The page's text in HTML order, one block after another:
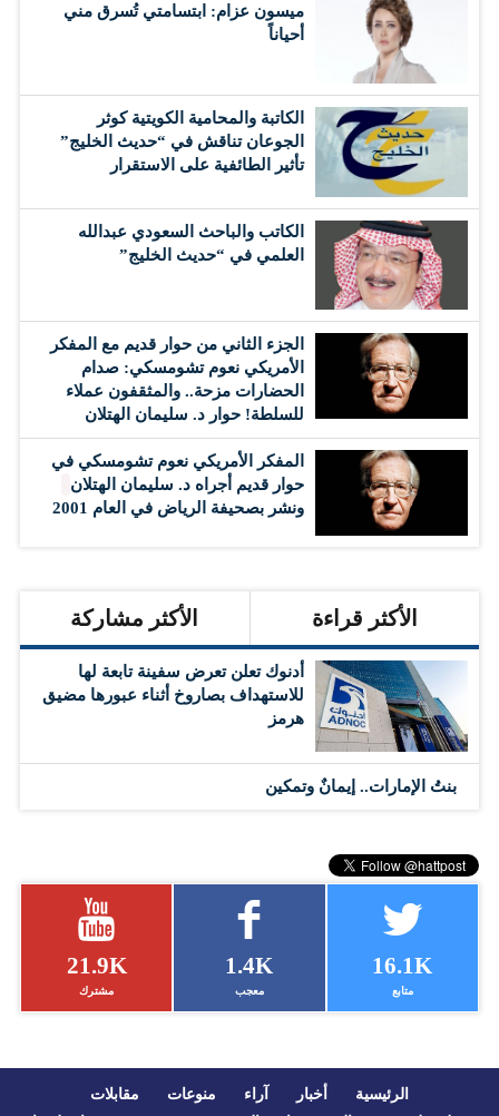
ميسون عزام: ابتسامتي تُسرق مني
أحياناً
الكاتبة والمحامية الكويتية كوثر
الجوعان تناقش في “حديث الخليج”
تأثير الطائفية على الاستقرار
الكاتب والباحث السعودي عبدالله
العلمي في “حديث الخليج”
الجزء الثاني من حوار قديم مع المفكر
الأمريكي نعوم تشومسكي: صدام
الحضارات مزحة.. والمثقفون عملاء
للسلطة! حوار د. سليمان الهتلان
المفكر الأمريكي نعوم تشومسكي في
حوار قديم أجراه د. سليمان الهتلان
ونشر بصحيفة الرياض في العام 2001
الأكثر قراءة الأكثر مشاركة
أدنوك تعلن تعرض سفينة تابعة لها
للاستهداف بصاروخ أثناء عبورها مضيق
هرمز
بنتُ الإمارات.. إيمانٌ وتمكين
21.9K
مشترك
1.4K
معجب
16.1K
متابع
الرئيسية أخبار آراء منوعات
مقابلات